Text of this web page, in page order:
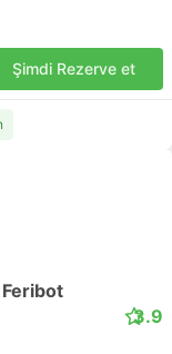
Şimdi Rezerve et
3.9